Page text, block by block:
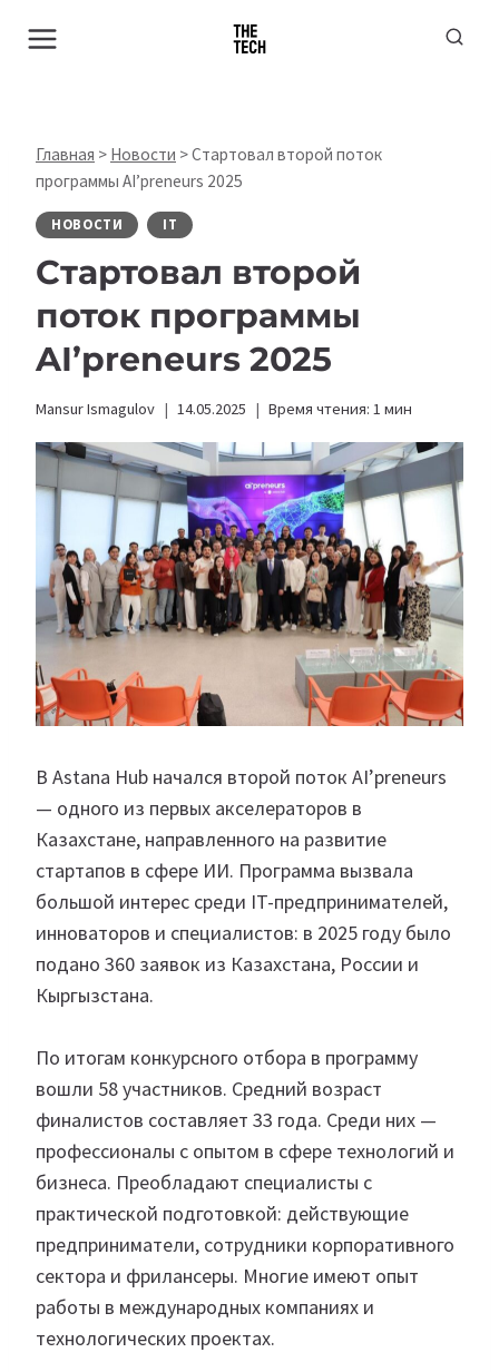
Главная > Новости >Стартовал второй поток
программы AI’preneurs 2025
НОВОСТИ IT
Стартовал второй
поток программы
AI’preneurs 2025
Mansur Ismagulov 14.05.2025 Время чтения: 1 мин
В Astana Hub начался второй поток AI’preneurs
— одного из первых акселераторов в
Казахстане, направленного на развитие
стартапов в сфере ИИ. Программа вызвала
большой интерес среди IT-предпринимателей,
инноваторов и специалистов: в 2025 году было
подано 360 заявок из Казахстана, России и
Кыргызстана.
По итогам конкурсного отбора в программу
вошли 58 участников. Средний возраст
финалистов составляет 33 года. Среди них —
профессионалы с опытом в сфере технологий и
бизнеса. Преобладают специалисты с
практической подготовкой: действующие
предприниматели, сотрудники корпоративного
сектора и фрилансеры. Многие имеют опыт
работы в международных компаниях и
технологических проектах.